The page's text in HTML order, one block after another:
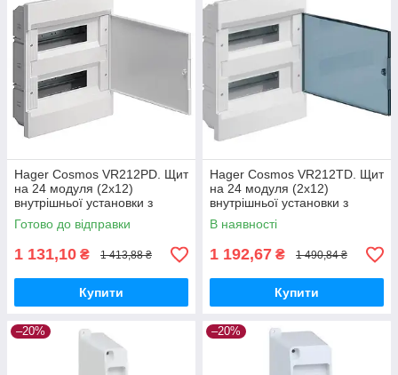
Hager Cosmos VR212PD. Щит
на 24 модуля (2х12)
внутрішньої установки з
білими дверима
Готово до відправки
1 131,10 ₴ 1 413,88 ₴
Купити
Hager Cosmos VR212TD. Щит
на 24 модуля (2х12)
внутрішньої установки з
прозорими дверима
В наявності
1 192,67 ₴ 1 490,84 ₴
Купити
–20% –20%